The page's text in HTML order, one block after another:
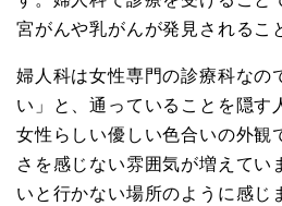
宮がんや乳がんが発見されるこ
婦人科は女性専門の診療科なの
い」と、通っていることを隠す
女性らしい優しい色合いの外観
さを感じない雰囲気が増えてい
いと行かない場所のように感じ